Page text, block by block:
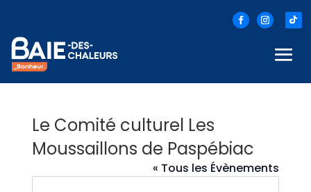
Le Comité culturel Les
Moussaillons de Paspébiac
« Tous les Évènements